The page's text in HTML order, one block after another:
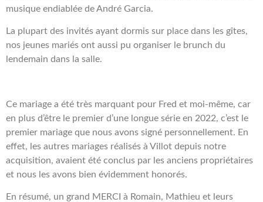
musique endiablée de André Garcia.
La plupart des invités ayant dormis sur place dans les gîtes,
nos jeunes mariés ont aussi pu organiser le brunch du
lendemain dans la salle.
Ce mariage a été très marquant pour Fred et moi-même, car
en plus d’être le premier d’une longue série en 2022, c’est le
premier mariage que nous avons signé personnellement. En
effet, les autres mariages réalisés à Villot depuis notre
acquisition, avaient été conclus par les anciens propriétaires
et nous les avons bien évidemment honorés.
En résumé, un grand MERCI à Romain, Mathieu et leurs